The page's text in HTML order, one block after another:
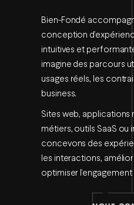
Bien-Fondé
conception
intuitives et
imagine des parcours
usages réels, les
business.
Sites web,
métiers, outils SaaS
concevons des
les interactions,
optimiser